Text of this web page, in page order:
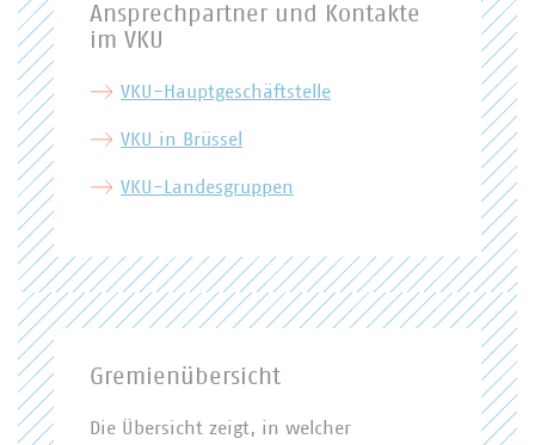
Ansprechpartner und Kontakte
im VKU
VKU-Hauptgeschäftstelle
VKU in Brüssel
VKU-Landesgruppen
Gremienübersicht
Die Übersicht zeigt, in welcher